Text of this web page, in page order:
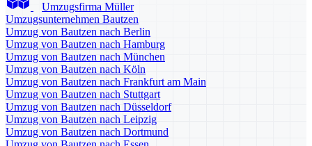
Umzugsfirma Müller
Umzugsunternehmen Bautzen
Umzug von Bautzen nach Berlin
Umzug von Bautzen nach Hamburg
Umzug von Bautzen nach München
Umzug von Bautzen nach Köln
Umzug von Bautzen nach Frankfurt am Main
Umzug von Bautzen nach Stuttgart
Umzug von Bautzen nach Düsseldorf
Umzug von Bautzen nach Leipzig
Umzug von Bautzen nach Dortmund